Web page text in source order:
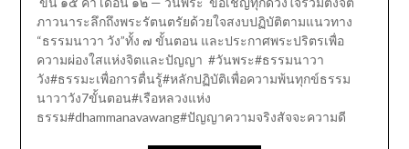
ภาวนาระลึกถึงพระรัตนตรัยด้วยใจสงบปฏิบัติตามแนวทาง
“ธรรมนาวา วัง”ทั้ง ๗ ขั้นตอน และประกาศพระปริตรเพื่อ
ความผ่องใสแห่งจิตและปัญญา #วันพระ#ธรรมนาวา
วัง#ธรรมะเพื่อการตื่นรู้#หลักปฏิบัติเพื่อความพ้นทุกข์ธรรม
นาวาวัง7ขั้นตอน#เรือหลวงแห่ง
ธรรม#dhammanavawang#ปัญญาความจริงสัจจะความดี